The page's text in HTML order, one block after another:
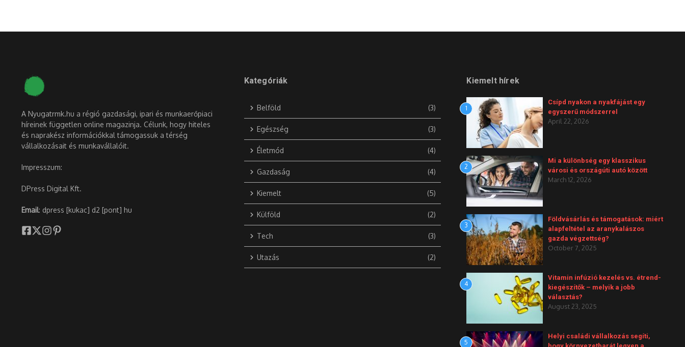
A Nyugatrmk.hu a régió gazdasági, ipari és munkaerőpiaci
híreinek független online magazinja. Célunk, hogy hiteles
és naprakész információkkal támogassuk a térség
vállalkozásait és munkavállalóit.
Impresszum:
DPress Digital Kft.
Email: dpress [kukac] d2 [pont] hu
Kategóriák
Belföld (3)
Egészség (3)
Életmód (4)
Gazdaság (4)
Kiemelt (5)
Külföld (2)
Tech (3)
Utazás (2)
Kiemelt hírek
1
Csípd nyakon a nyakfájást egy
egyszerű módszerrel
April 22, 2026
2
Mi a különbség egy klasszikus
városi és országúti autó között
March 12, 2026
3
Földvásárlás és támogatások: miért
alapfeltétel az aranykalászos
gazda végzettség?
October 7, 2025
4
Vitamin infúzió kezelés vs. étrend-
kiegészítők – melyik a jobb
választás?
August 23, 2025
5
Helyi családi vállalkozás segíti,